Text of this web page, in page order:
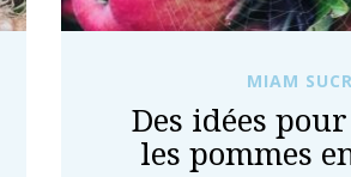
MIAM
Des idées
les pommes